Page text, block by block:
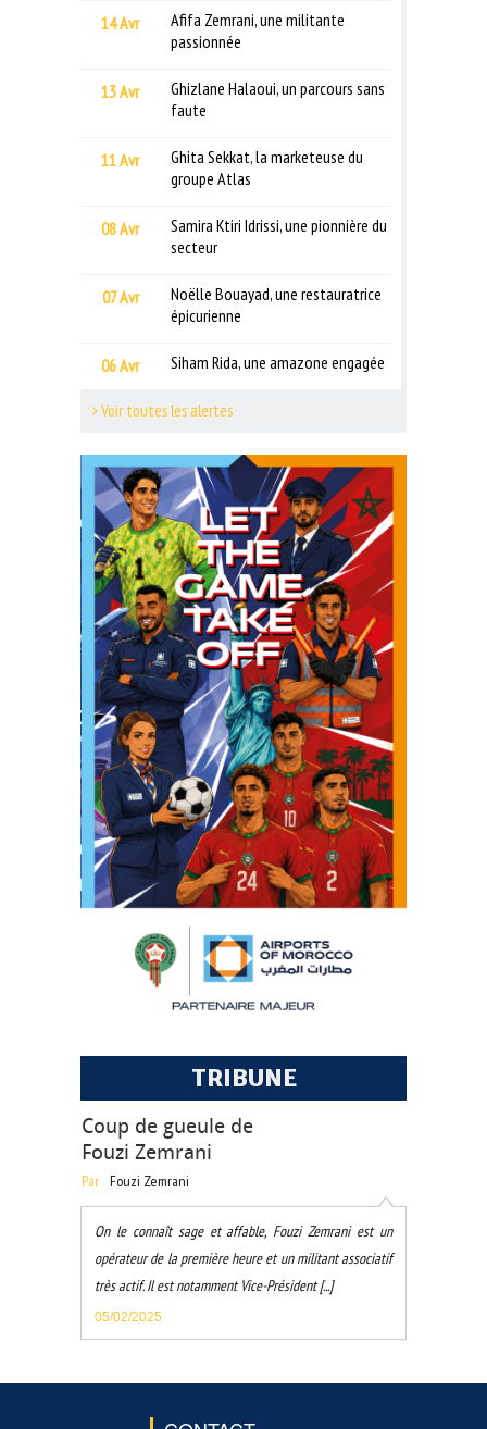
14 Avr
Afifa Zemrani, une militante
passionnée
13 Avr
Ghizlane Halaoui, un parcours sans
faute
11 Avr
Ghita Sekkat, la marketeuse du
groupe Atlas
08 Avr
Samira Ktiri Idrissi, une pionnière du
secteur
07 Avr
Noëlle Bouayad, une restauratrice
épicurienne
06 Avr Siham Rida, une amazone engagée
> Voir toutes les alertes
TRIBUNE
Coup de gueule de
Fouzi Zemrani
Par Fouzi Zemrani
On le connaît sage et affable, Fouzi Zemrani est un
opérateur de la première heure et un militant associatif
très actif. Il est notamment Vice-Président [...]
05/02/2025